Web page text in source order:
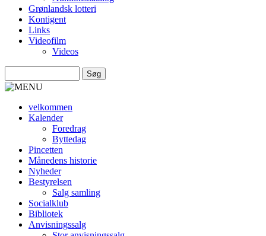
Grønlandsk lotteri
Kontigent
Links
Videofilm
Videos
velkommen
Kalender
Foredrag
Byttedag
Pincetten
Månedens historie
Nyheder
Bestyrelsen
Salg samling
Socialklub
Bibliotek
Anvisningssalg